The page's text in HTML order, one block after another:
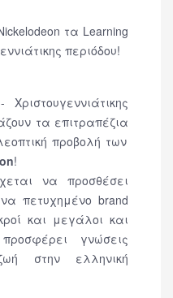
τα Learning
περιόδου!
τα επιτραπέζια
προβολή των
!
να προσθέσει
πετυχημένο brand
και μεγάλοι και
γνώσεις
στην ελληνική